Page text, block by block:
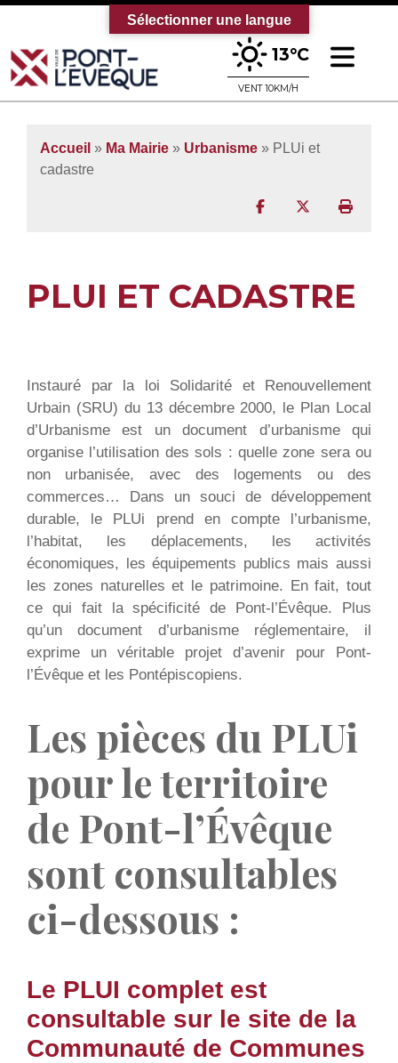
Bienvenue sur le site officiel de la
13°C
VENT 10KM/H
Accueil » Ma Mairie » Urbanisme » PLUi et
cadastre
Partager surPartager sur
PLUI ET CADASTRE
Instauré par la loi Solidarité et Renouvellement
Urbain (SRU) du 13 décembre 2000, le Plan Local
d’Urbanisme est un document d’urbanisme qui
organise l’utilisation des sols : quelle zone sera ou
non urbanisée, avec des logements ou des
commerces… Dans un souci de développement
durable, le PLUi prend en compte l’urbanisme,
l’habitat, les déplacements, les activités
économiques, les équipements publics mais aussi
les zones naturelles et le patrimoine. En fait, tout
ce qui fait la spécificité de Pont-l’Évêque. Plus
qu’un document d’urbanisme réglementaire, il
exprime un véritable projet d’avenir pour Pont-
l’Évêque et les Pontépiscopiens.
Les pièces du PLUi
pour le territoire
de Pont-l’Évêque
sont consultables
ci-dessous :
Le PLUI complet est
consultable sur le site de la
Communauté de Communes
Sélectionner une langue